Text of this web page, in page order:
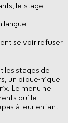
le stage
langue
se voir refuser
les stages de
un pique-nique
Le menu ne
qui le
à leur enfant